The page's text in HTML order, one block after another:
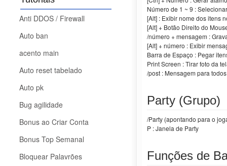
Anti DDOS / Firewall
Auto ban
acento main
Auto reset tabelado
Auto pk
Bug agilidade
Bonus ao Criar Conta
Bonus Top Semanal
Bloquear Palavrões
Número de 1 ~ 9 :
[Alt] : Exibir nome dos itens
[Alt] + Botão Direito do
/número + mensagem :
[Alt] + número : Exibir
Barra de Espaço : Pegar
Print Screen : Tirar foto da
/post : Mensagem para
Party (Grupo)
/Party (apontando para o
P : Janela de Party
Funções de